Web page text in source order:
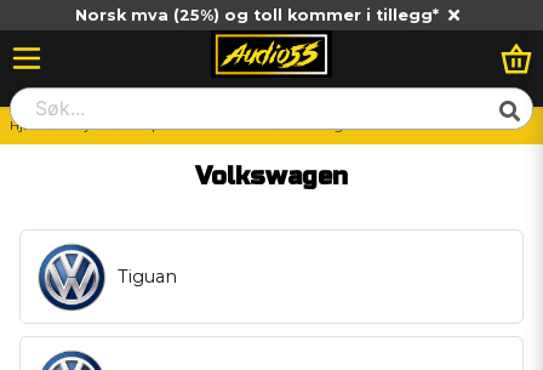
Norsk mva (25%) og toll kommer i tillegg*
Hjem Billjud Vad passar till min bil? Volkswagen
Volkswagen
Tiguan